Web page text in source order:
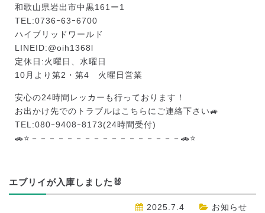
和歌山県岩出市中黒161ー1
TEL:0736ｰ63ｰ6700
ハイブリッドワールド
LINEID:@oih1368l
定休日:火曜日、水曜日
10月より第2・第4 火曜日営業
安心の24時間レッカーも行っております！
お出かけ先でのトラブルはこちらにご連絡下さい🚙
TEL:080ｰ9408ｰ8173(24時間受付)
🚗⭐－－－－－－－－－－－－－－－－－🚗⭐
エブリイが入庫しました🐰
2025.7.4
お知らせ